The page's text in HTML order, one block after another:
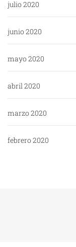
julio 2020
junio 2020
mayo 2020
abril 2020
marzo 2020
febrero 2020